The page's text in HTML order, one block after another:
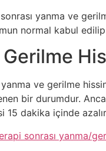
yanma ve
normal kabul
ve gerilme
bir durumdur.
15 dakika içinde
sonrası yanma/